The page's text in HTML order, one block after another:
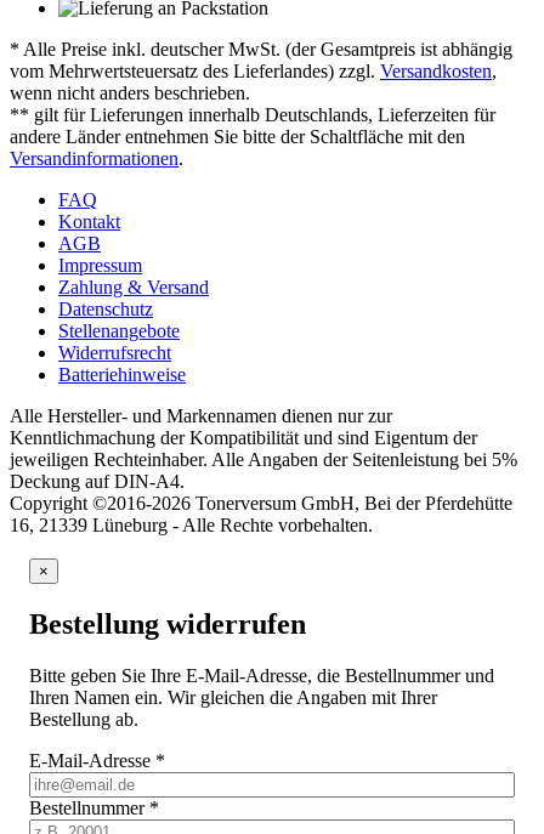
* Alle Preise inkl. deutscher MwSt. (der Gesamtpreis ist abhängig
vom Mehrwertsteuersatz des Lieferlandes) zzgl. Versandkosten,
wenn nicht anders beschrieben.
** gilt für Lieferungen innerhalb Deutschlands, Lieferzeiten für
andere Länder entnehmen Sie bitte der Schaltfläche mit den
Versandinformationen.
FAQ
Kontakt
AGB
Impressum
Zahlung & Versand
Datenschutz
Stellenangebote
Widerrufsrecht
Batteriehinweise
Alle Hersteller- und Markennamen dienen nur zur
Kenntlichmachung der Kompatibilität und sind Eigentum der
jeweiligen Rechteinhaber. Alle Angaben der Seitenleistung bei 5%
Deckung auf DIN-A4.
Copyright ©2016-2026 Tonerversum GmbH, Bei der Pferdehütte
16, 21339 Lüneburg - Alle Rechte vorbehalten.
×
Bestellung widerrufen
Bitte geben Sie Ihre E-Mail-Adresse, die Bestellnummer und
Ihren Namen ein. Wir gleichen die Angaben mit Ihrer
Bestellung ab.
E-Mail-Adresse *
Bestellnummer *